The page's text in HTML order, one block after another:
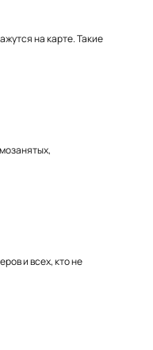
на карте. Такие
и всех, кто не